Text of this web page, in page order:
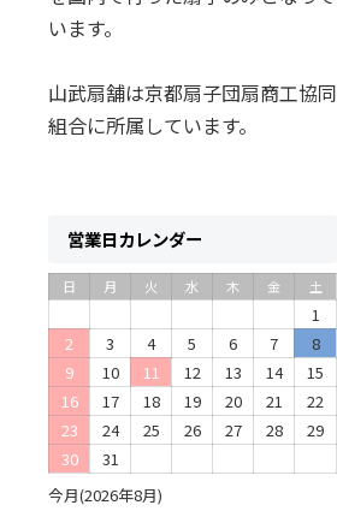
います。
山武扇舗は京都扇子団扇商工協同
組合に所属しています。
営業日カレンダー
今月(2026年8月)
日 月 火 水 木 金 土
1
2
3 4 5 6 7
8
9
10 11 12 13 14
15
16
17 18 19 20 21
22
23
24 25 26 27 28
29
30
31